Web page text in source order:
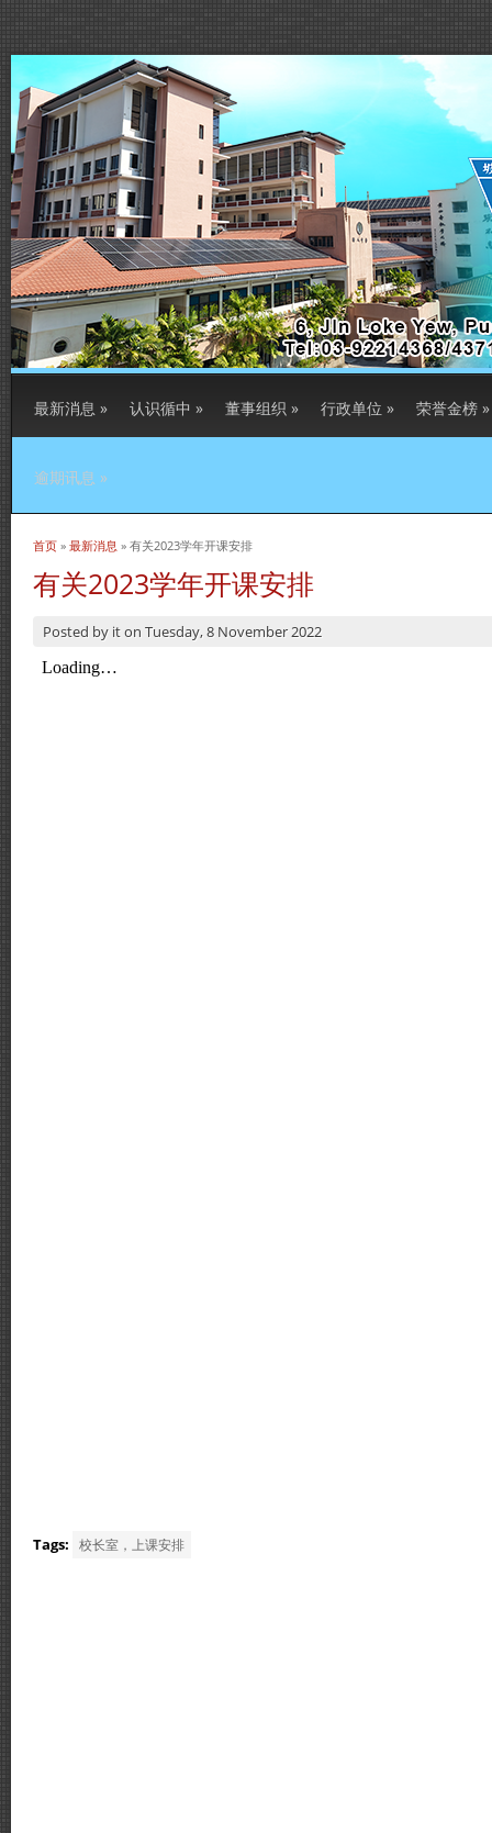
最新消息 » 认识循中 » 董事组织 » 行政单位 » 荣誉金榜 »
逾期讯息 »
当前位置
首页 » 最新消息 » 有关2023学年开课安排
有关2023学年开课安排
Posted by iton Tuesday, 8 November 2022
Tags: 校长室，上课安排